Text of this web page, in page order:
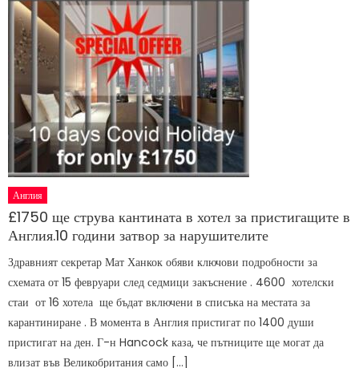
Англия
£1750 ще струва кантината в хотел за пристигащите в
Англия.10 години затвор за нарушителите
Здравният секретар Мат Ханкок обяви ключови подробности за
схемата от 15 февруари след седмици закъснение . 4600 хотелски
стаи от 16 хотела ще бъдат включени в списъка на местата за
карантиниране . В момента в Англия пристигат по 1400 души
пристигат на ден. Г-н Hancock каза, че пътниците ще могат да
влизат във Великобритания само […]